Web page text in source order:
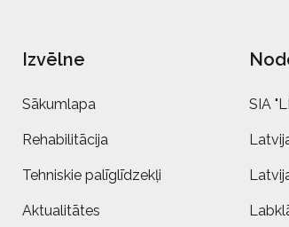
Izvēlne
Sākumlapa
Rehabilitācija
Tehniskie palīglīdzekļi
Aktualitātes
SIA